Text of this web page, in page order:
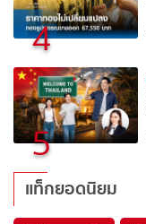
4
5
แท็กยอดนิยม